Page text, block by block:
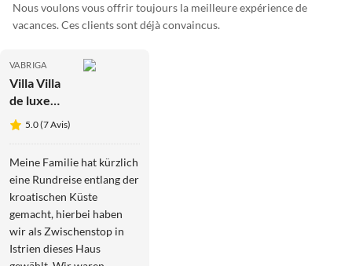
Nous voulons vous offrir toujours la meilleure expérience de
vacances. Ces clients sont déjà convaincus.
VABRIGA
Villa Villa
de luxe
moderne
Mali Dvor
piscine à
Porec
5.0 (7 Avis)
Meine Familie hat kürzlich
eine Rundreise entlang der
kroatischen Küste
gemacht, hierbei haben
wir als Zwischenstop in
Istrien dieses Haus